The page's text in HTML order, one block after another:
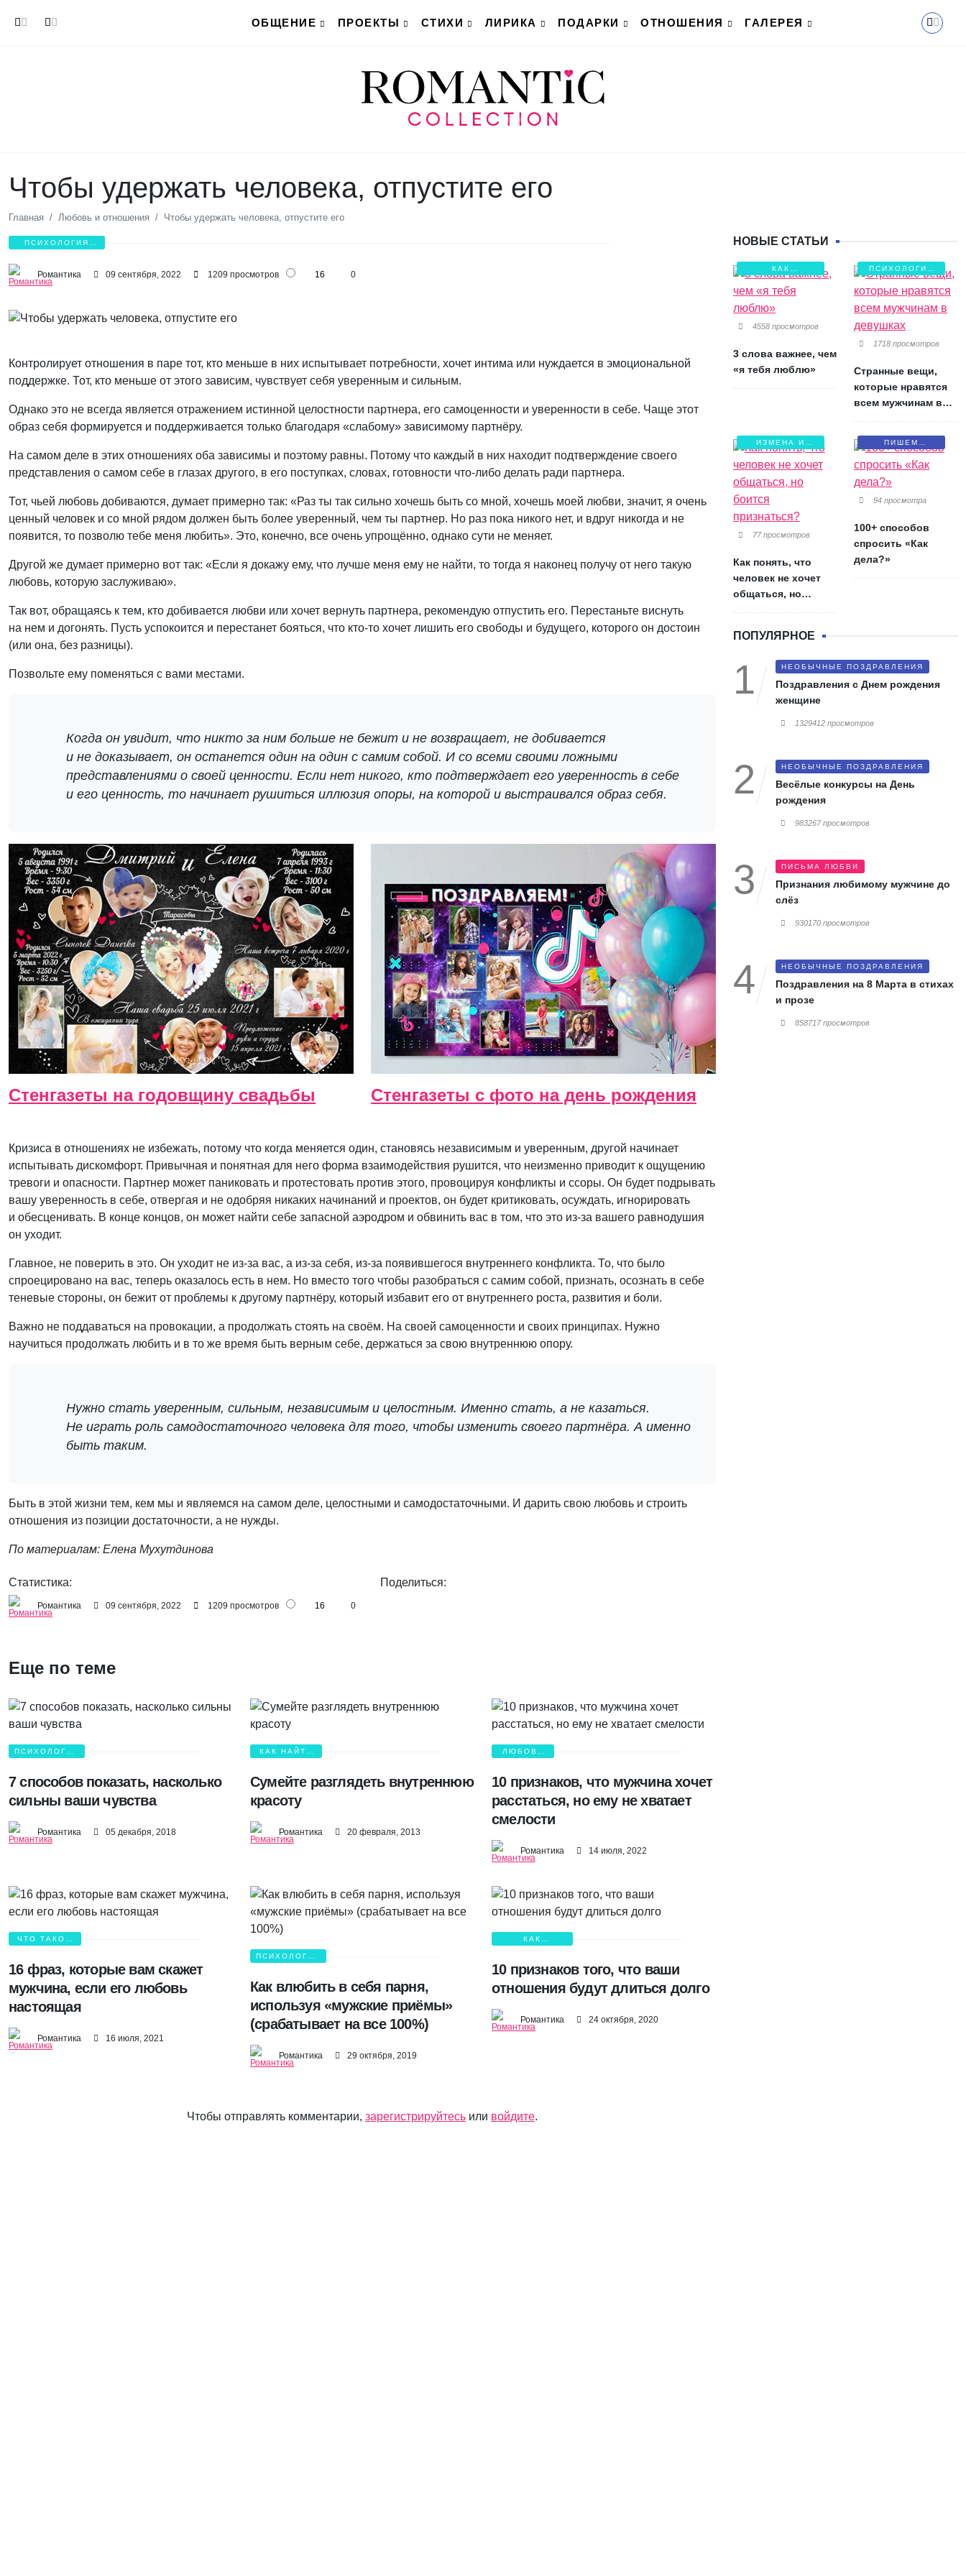
ОБЩЕНИЕ
ПРОЕКТЫ СТИХИ ЛИРИКА ПОДАРКИ ОТНОШЕНИЯ ГАЛЕРЕЯ
Чтобы удержать человека, отпустите его
Главная Любовь и отношения Чтобы удержать человека, отпустите его
ПСИХОЛОГИЯ
Романтика 09 сентября, 2022 1209 просмотров 16 0
Контролирует отношения в паре тот, кто меньше в них испытывает потребности, хочет интима или нуждается в эмоциональной
поддержке. Тот, кто меньше от этого зависим, чувствует себя уверенным и сильным.
Однако это не всегда является отражением истинной целостности партнера, его самоценности и уверенности в себе. Чаще этот
образ себя формируется и поддерживается только благодаря «слабому» зависимому партнёру.
На самом деле в этих отношениях оба зависимы и поэтому равны. Потому что каждый в них находит подтверждение своего
представления о самом себе в глазах другого, в его поступках, словах, готовности что-либо делать ради партнера.
Тот, чьей любовь добиваются, думает примерно так: «Раз ты так сильно хочешь быть со мной, хочешь моей любви, значит, я очень
ценный человек и со мной рядом должен быть более уверенный, чем ты партнер. Но раз пока никого нет, и вдруг никогда и не
появится, то позволю тебе меня любить». Это, конечно, все очень упрощённо, однако сути не меняет.
Другой же думает примерно вот так: «Если я докажу ему, что лучше меня ему не найти, то тогда я наконец получу от него такую
любовь, которую заслуживаю».
Так вот, обращаясь к тем, кто добивается любви или хочет вернуть партнера, рекомендую отпустить его. Перестаньте виснуть
на нем и догонять. Пусть успокоится и перестанет бояться, что кто-то хочет лишить его свободы и будущего, которого он достоин
(или она, без разницы).
Позвольте ему поменяться с вами местами.
Когда он увидит, что никто за ним больше не бежит и не возвращает, не добивается
и не доказывает, он останется один на один с самим собой. И со всеми своими ложными
представлениями о своей ценности. Если нет никого, кто подтверждает его уверенность в себе
и его ценность, то начинает рушиться иллюзия опоры, на которой и выстраивался образ себя.
Стенгазеты на годовщину свадьбы Стенгазеты с фото на день рождения
Кризиса в отношениях не избежать, потому что когда меняется один, становясь независимым и уверенным, другой начинает
испытывать дискомфорт. Привычная и понятная для него форма взаимодействия рушится, что неизменно приводит к ощущению
тревоги и опасности. Партнер может паниковать и протестовать против этого, провоцируя конфликты и ссоры. Он будет подрывать
вашу уверенность в себе, отвергая и не одобряя никаких начинаний и проектов, он будет критиковать, осуждать, игнорировать
и обесценивать. В конце концов, он может найти себе запасной аэродром и обвинить вас в том, что это из-за вашего равнодушия
он уходит.
Главное, не поверить в это. Он уходит не из-за вас, а из-за себя, из-за появившегося внутреннего конфликта. То, что было
спроецировано на вас, теперь оказалось есть в нем. Но вместо того чтобы разобраться с самим собой, признать, осознать в себе
теневые стороны, он бежит от проблемы к другому партнёру, который избавит его от внутреннего роста, развития и боли.
Важно не поддаваться на провокации, а продолжать стоять на своём. На своей самоценности и своих принципах. Нужно
научиться продолжать любить и в то же время быть верным себе, держаться за свою внутреннюю опору.
Нужно стать уверенным, сильным, независимым и целостным. Именно стать, а не казаться.
Не играть роль самодостаточного человека для того, чтобы изменить своего партнёра. А именно
быть таким.
Быть в этой жизни тем, кем мы и являемся на самом деле, целостными и самодостаточными. И дарить свою любовь и строить
отношения из позиции достаточности, а не нужды.
По материалам: Елена Мухутдинова
Статистика:
Романтика 09 сентября, 2022 1209 просмотров 16 0
Поделиться:
Еще по теме
ПСИХОЛОГИЯ
7 способов показать, насколько
сильны ваши чувства
Романтика 05 декабря, 2018
КАК НАЙТИ
Сумейте разглядеть внутреннюю
красоту
Романтика 20 февраля, 2013
ЛЮБОВЬ
10 признаков, что мужчина хочет
расстаться, но ему не хватает
смелости
Романтика 14 июля, 2022
ЧТО ТАКОЕ
16 фраз, которые вам скажет
мужчина, если его любовь
настоящая
Романтика 16 июля, 2021
ПСИХОЛОГИЯ
Как влюбить в себя парня,
используя «мужские приёмы»
(срабатывает на все 100%)
Романтика 29 октября, 2019
КАК
10 признаков того, что ваши
отношения будут длиться долго
Романтика 24 октября, 2020
Чтобы отправлять комментарии, зарегистрируйтесь или войдите.
НОВЫЕ СТАТЬИ
КАК
СОХРАНИТЬ
ЛЮБОВЬ?
4558 просмотров
3 слова важнее, чем
«я тебя люблю»
ПСИХОЛОГИЯ
ЛЮБВИ
1718 просмотров
Странные вещи,
которые нравятся
всем мужчинам в
ИЗМЕНА И
БОЛЬ
77 просмотров
Как понять, что
человек не хочет
общаться, но
ПИШЕМ
ПИСЬМА
94 просмотра
100+ способов
спросить «Как
дела?»
ПОПУЛЯРНОЕ
НЕОБЫЧНЫЕ ПОЗДРАВЛЕНИЯ
Поздравления с Днем рождения
женщине
1329412 просмотров
НЕОБЫЧНЫЕ ПОЗДРАВЛЕНИЯ
Весёлые конкурсы на День
рождения
983267 просмотров
ПИСЬМА ЛЮБВИ
Признания любимому мужчине до
слёз
930170 просмотров
НЕОБЫЧНЫЕ ПОЗДРАВЛЕНИЯ
Поздравления на 8 Марта в стихах
и прозе
858717 просмотров